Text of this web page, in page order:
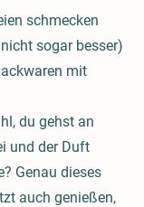
schmecken
sogar besser)
mit
du gehst an
und der Duft
Genau dieses
auch genießen,